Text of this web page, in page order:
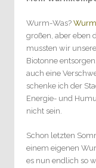
Wurm-Was?
großen, aber eben
mussten wir
Biotonne
auch eine
schenke ich der
Energie- und
nicht sein.
Schon letzten
einem eigenen
es nun endlich so